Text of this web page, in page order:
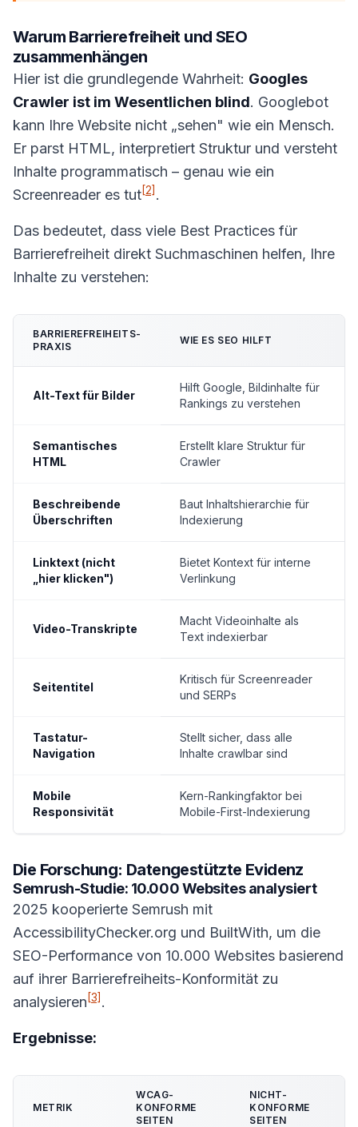
Warum Barrierefreiheit und SEO
zusammenhängen
Hier ist die grundlegende Wahrheit: Googles
Crawler ist im Wesentlichen blind. Googlebot
kann Ihre Website nicht „sehen" wie ein Mensch.
Er parst HTML, interpretiert Struktur und versteht
Inhalte programmatisch – genau wie ein
Screenreader es tut[2] .
Das bedeutet, dass viele Best Practices für
Barrierefreiheit direkt Suchmaschinen helfen, Ihre
Inhalte zu verstehen:
BARRIEREFREIHEITS-
PRAXIS
WIE ES SEO HILFT
Alt-Text für Bilder
Hilft Google, Bildinhalte für
Rankings zu verstehen
Semantisches
HTML
Erstellt klare Struktur für
Crawler
Beschreibende
Überschriften
Baut Inhaltshierarchie für
Indexierung
Linktext (nicht
„hier klicken")
Bietet Kontext für interne
Verlinkung
Video-Transkripte
Macht Videoinhalte als
Text indexierbar
Seitentitel
Kritisch für Screenreader
und SERPs
Tastatur-
Navigation
Stellt sicher, dass alle
Inhalte crawlbar sind
Mobile
Responsivität
Kern-Rankingfaktor bei
Mobile-First-Indexierung
Die Forschung: Datengestützte Evidenz
Semrush-Studie: 10.000 Websites analysiert
2025 kooperierte Semrush mit
AccessibilityChecker.org und BuiltWith, um die
SEO-Performance von 10.000 Websites basierend
auf ihrer Barrierefreiheits-Konformität zu
analysieren [3] .
Ergebnisse:
METRIK
WCAG-
KONFORME
SEITEN
NICHT-
KONFORME
SEITEN